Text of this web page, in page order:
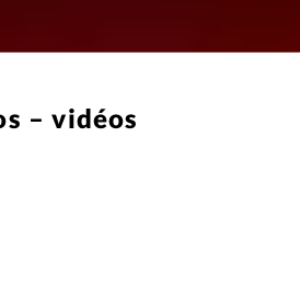
– vidéos